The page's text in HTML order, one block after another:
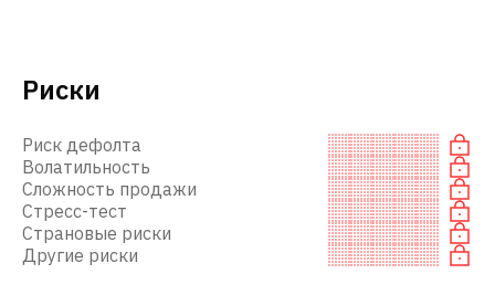
Риски
Риск дефолта
Волатильность
Сложность продажи
Стресс-тест
Страновые риски
Другие риски